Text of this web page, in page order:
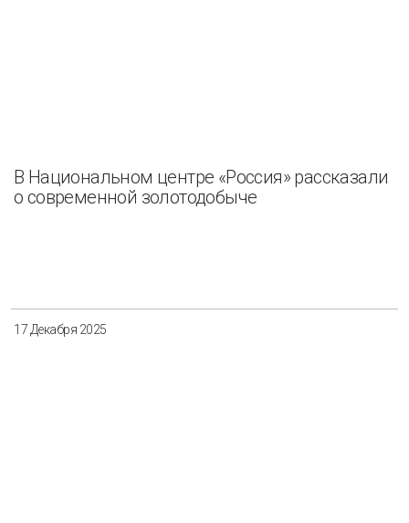
В Национальном центре «Россия» рассказали
о современной золотодобыче
17 Декабря 2025